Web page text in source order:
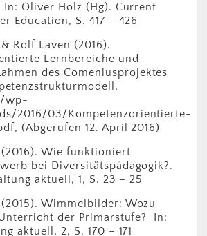
Oliver Holz (Hg). Current
Education, S. 417 – 426
Rolf Laven (2016).
Lernbereiche und
des Comeniusprojektes
wp-
2016/03/Kompetenzorientierte-
(Abgerufen 12. April 2016)
Wie funktioniert
bei Diversitätspädagogik?.
aktuell, 1, S. 23 – 25
Wimmelbilder: Wozu
der Primarstufe? In:
aktuell, 2, S. 170 – 171